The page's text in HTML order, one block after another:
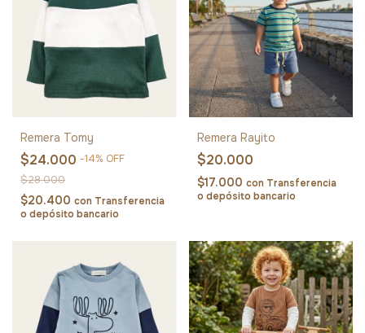
Remera Tomy
$24.000 -14% OFF
$28.000
$20.400 con Transferencia
o depósito bancario
Remera Rayito
$20.000
$17.000 con Transferencia
o depósito bancario